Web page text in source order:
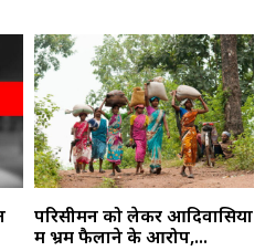
परिसीमन को लेकर आदिवासियों
में भ्रम फैलाने के आरोप,...